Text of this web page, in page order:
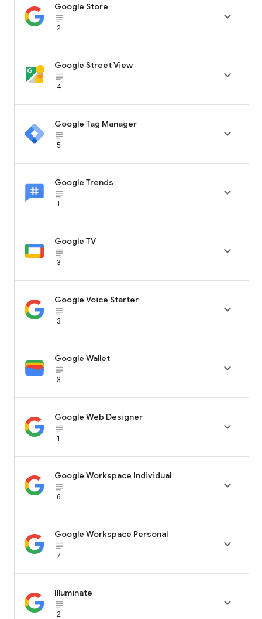
Google Store
subject_black
2

Google Street View
subject_black
4

Google Tag Manager
subject_black
5

Google Trends
subject_black
1

Google TV
subject_black
3

Google Voice Starter
subject_black
3

Google Wallet
subject_black
3

Google Web Designer
subject_black
1

Google Workspace Individual
subject_black
6

Google Workspace Personal
subject_black
7

Illuminate
subject_black
2
